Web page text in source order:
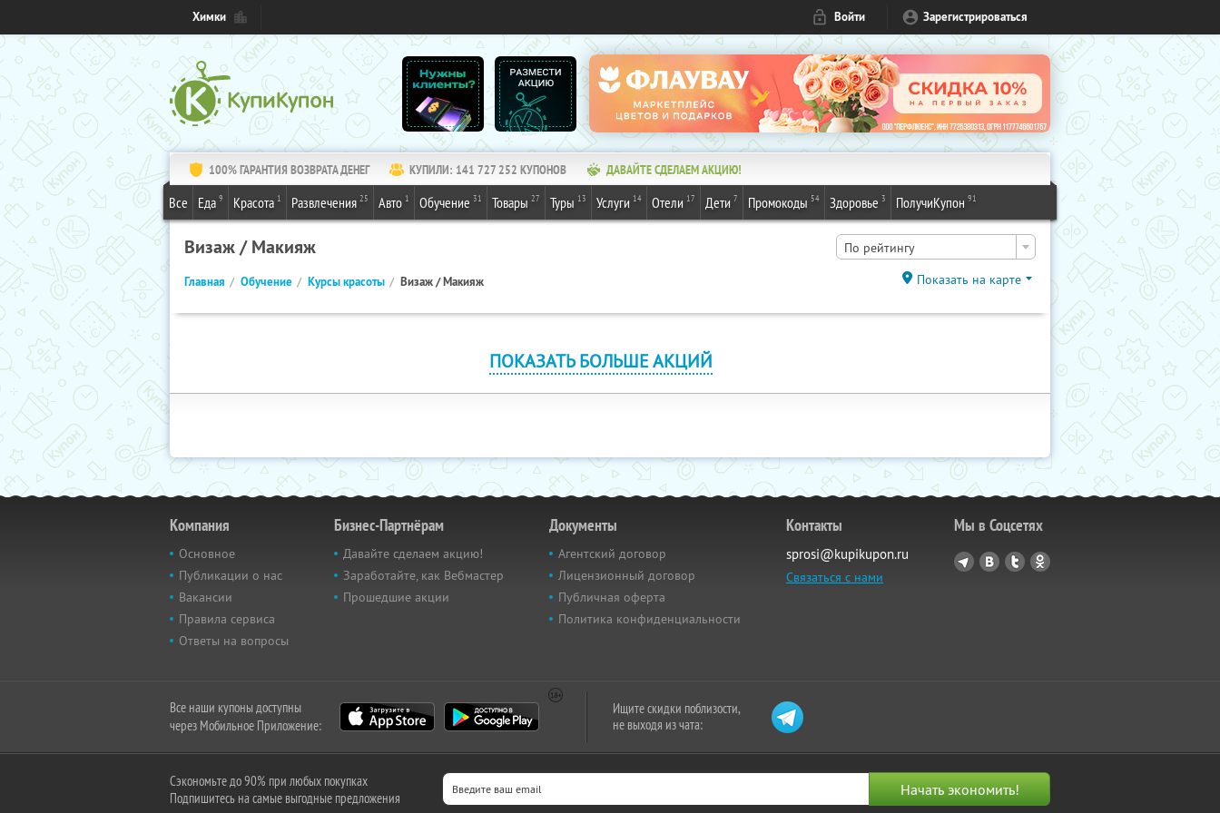
Химки Войти Зарегистрироваться
100% ГАРАНТИЯ ВОЗВРАТА ДЕНЕГ КУПИЛИ: 141 727 252 КУПОНОВ ДАВАЙТЕ СДЕЛАЕМ АКЦИЮ!
Все Еда 9 Красота 1 Развлечения 25 Авто 1 Обучение 31 Товары 27 Туры 13 Услуги 14 Отели 17 Дети 7 Промокоды 54 Здоровье 3 ПолучиКупон 91
Визаж / Макияж По рейтингу
Главная Обучение Курсы красоты Визаж / Макияж Показать на карте
ПОКАЗАТЬ БОЛЬШЕ АКЦИЙ
Компания
Основное
Публикации о нас
Вакансии
Правила сервиса
Ответы на вопросы
Бизнес-Партнёрам
Давайте сделаем акцию!
Заработайте, как Вебмастер
Прошедшие акции
Документы
Агентский договор
Лицензионный договор
Публичная оферта
Политика конфиденциальности
Контакты
sprosi@kupikupon.ru
Связаться с нами
Мы в Соцсетях
Все наши купоны доступны
через Мобильное Приложение:
Ищите скидки поблизости,
не выходя из чата:
Сэкономьте до 90% при любых покупках
Подпишитесь на самые выгодные предложения